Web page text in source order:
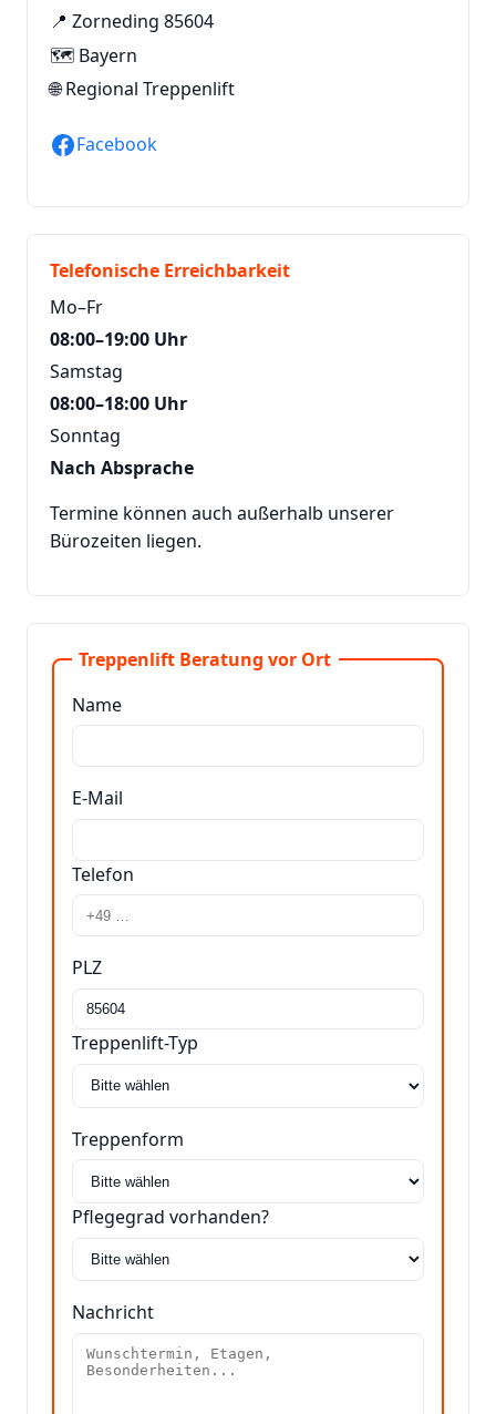
📍 Zorneding 85604
🗺️ Bayern
🌐Regional Treppenlift
Facebook
Telefonische Erreichbarkeit
Mo–Fr
08:00–19:00 Uhr
Samstag
08:00–18:00 Uhr
Sonntag
Nach Absprache
Termine können auch außerhalb unserer
Bürozeiten liegen.
Treppenlift Beratung vor Ort
Name
E-Mail
Telefon
PLZ
Treppenlift-Typ
Treppenform
Pflegegrad vorhanden?
Nachricht